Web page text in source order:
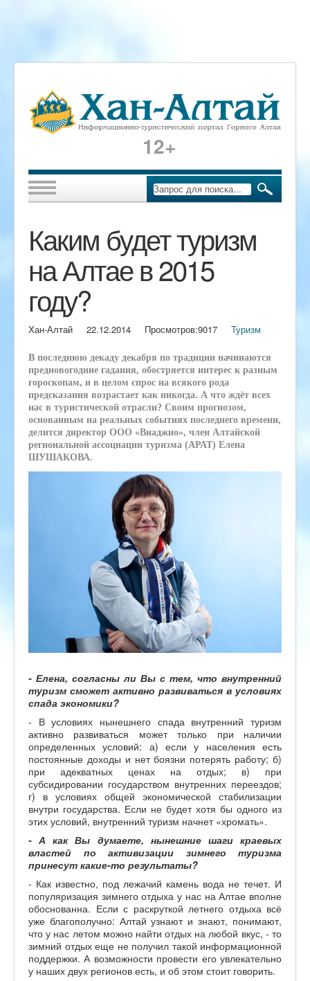
12+
Каким будет туризм
на Алтае в 2015
году?
Хан-Алтай 22.12.2014 Просмотров:9017 Туризм
В последнюю декаду декабря по традиции начинаются
предновогодние гадания, обостряется интерес к разным
гороскопам, и в целом спрос на всякого рода
предсказания возрастает как никогда. А что ждёт всех
нас в туристической отрасли? Своим прогнозом,
основанным на реальных событиях последнего времени,
делится директор ООО «Виаджио», член Алтайской
региональной ассоциации туризма (АРАТ) Елена
ШУШАКОВА.
- Елена, согласны ли Вы с тем, что внутренний
туризм сможет активно развиваться в условиях
спада экономики?
- В условиях нынешнего спада внутренний туризм
активно развиваться может только при наличии
определенных условий: а) если у населения есть
постоянные доходы и нет боязни потерять работу; б)
при адекватных ценах на отдых; в) при
субсидировании государством внутренних переездов;
г) в условиях общей экономической стабилизации
внутри государства. Если не будет хотя бы одного из
этих условий, внутренний туризм начнет «хромать».
- А как Вы думаете, нынешние шаги краевых
властей по активизации зимнего туризма
принесут какие-то результаты?
- Как известно, под лежачий камень вода не течет. И
популяризация зимнего отдыха у нас на Алтае вполне
обоснованна. Если с раскруткой летнего отдыха всё
уже благополучно: Алтай узнают и знают, понимают,
что у нас летом можно найти отдых на любой вкус, - то
зимний отдых еще не получил такой информационной
поддержки. А возможности провести его увлекательно
у наших двух регионов есть, и об этом стоит говорить.